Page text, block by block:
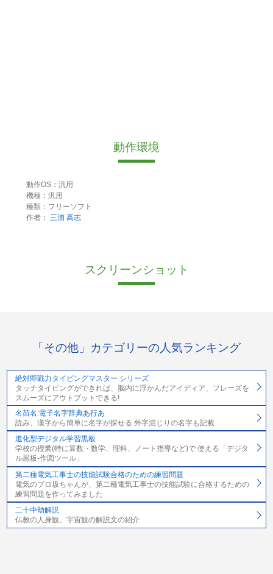
動作環境
動作OS：汎用
機種：汎用
種類：フリーソフト
作者： 三浦 高志
スクリーンショット
「その他」カテゴリーの人気ランキング
絶対即戦力タイピングマスター シリーズ
タッチタイピングができれば、脳内に浮かんだアイディア、フレーズを
スムーズにアウトプットできる!
名苗名:電子名字辞典あ行あ
読み、漢字から簡単に名字が探せる 外字混じりの名字も記載
進化型デジタル学習黒板
学校の授業(特に算数・数学、理科、ノート指導など)で 使える「デジタ
ル黒板‐作図ツール」
第二種電気工事士の技能試験合格のための練習問題
電気のプロ坂ちゃんが、第二種電気工事士の技能試験に合格するための
練習問題を作ってみました
二十中劫解説
仏教の人身観、宇宙観の解説文の紹介